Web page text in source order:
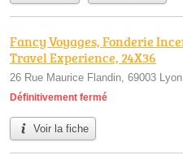
Fancy Voyages, Fonderie
Travel Experience, 24X36
26 Rue Maurice Flandin, 69003 Lyon
Définitivement fermé
Voir la fiche